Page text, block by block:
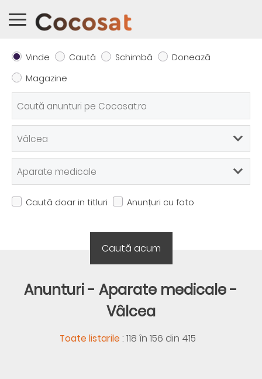
Vinde Caută Schimbă
Donează
Magazine
Caută doar in titluri Anunțuri cu foto
Anunturi - Aparate medicale -
Vâlcea
Toate listarile :118 în 156 din 415